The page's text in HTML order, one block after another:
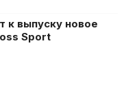
к выпуску новое
Sport